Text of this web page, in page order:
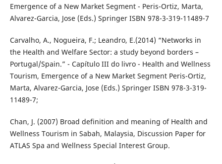
Emergence of a New Market Segment - Peris-Ortiz, Marta,
Alvarez-Garcia, Jose (Eds.) Springer ISBN 978-3-319-11489-7
Carvalho, A., Nogueira, F.; Leandro, E.(2014) “Networks in
the Health and Welfare Sector: a study beyond borders –
Portugal/Spain.” - Capítulo III do livro - Health and Wellness
Tourism, Emergence of a New Market Segment Peris-Ortiz,
Marta, Alvarez-Garcia, Jose (Eds.) Springer ISBN 978-3-319-
11489-7;
Chan, J. (2007) Broad definition and meaning of Health and
Wellness Tourism in Sabah, Malaysia, Discussion Paper for
ATLAS Spa and Wellness Special Interest Group.